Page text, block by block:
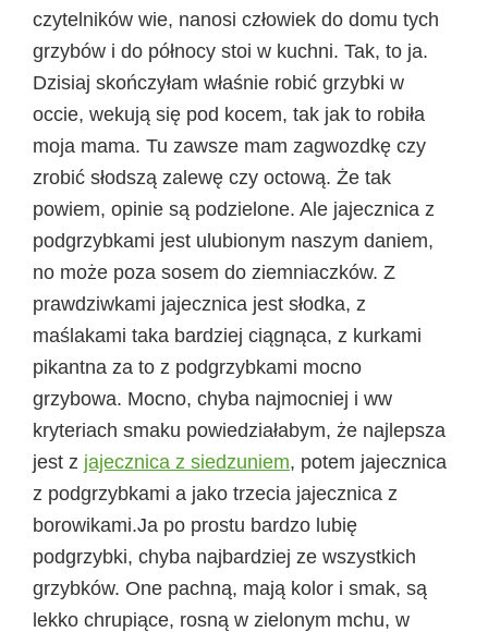
czytelników wie, nanosi człowiek do domu tych
grzybów i do północy stoi w kuchni. Tak, to ja.
Dzisiaj skończyłam właśnie robić grzybki w
occie, wekują się pod kocem, tak jak to robiła
moja mama. Tu zawsze mam zagwozdkę czy
zrobić słodszą zalewę czy octową. Że tak
powiem, opinie są podzielone. Ale jajecznica z
podgrzybkami jest ulubionym naszym daniem,
no może poza sosem do ziemniaczków. Z
prawdziwkami jajecznica jest słodka, z
maślakami taka bardziej ciągnąca, z kurkami
pikantna za to z podgrzybkami mocno
grzybowa. Mocno, chyba najmocniej i ww
kryteriach smaku powiedziałabym, że najlepsza
jest z jajecznica z siedzuniem, potem jajecznica
z podgrzybkami a jako trzecia jajecznica z
borowikami.Ja po prostu bardzo lubię
podgrzybki, chyba najbardziej ze wszystkich
grzybków. One pachną, mają kolor i smak, są
lekko chrupiące, rosną w zielonym mchu, w